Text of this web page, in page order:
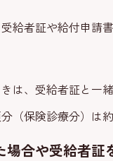
給者証や給付申請
は、受給者証と一
（保険診療分）は
合や受給者証